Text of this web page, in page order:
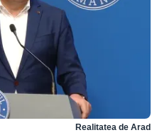
Realitatea de Arad